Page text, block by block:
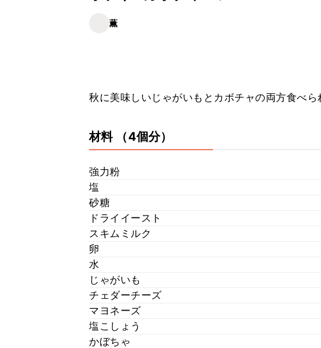
薫
秋に美味しいじゃがいもとカボチャの両方食べら
材料 （4個分）
強力粉
塩
砂糖
ドライイースト
スキムミルク
卵
水
じゃがいも
チェダーチーズ
マヨネーズ
塩こしょう
かぼちゃ